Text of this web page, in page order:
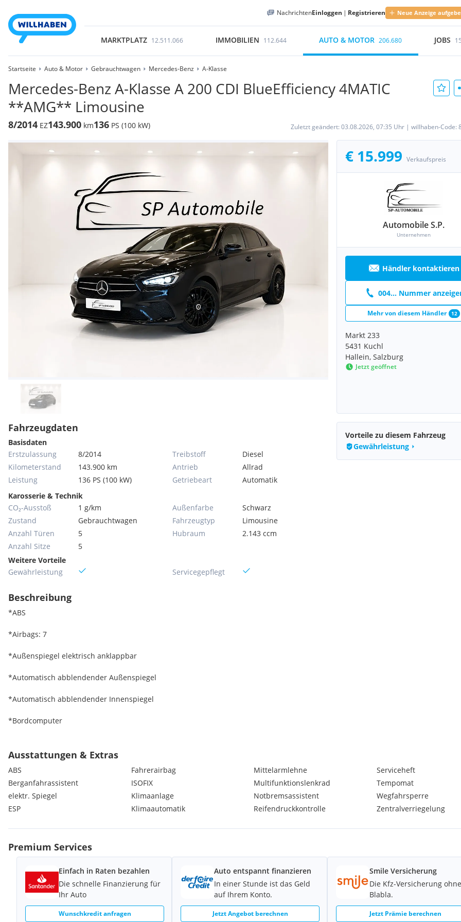
NachrichtenEinloggen | Registrieren Neue Anzeige
MARKTPLATZ 12.511.066 IMMOBILIEN 112.644 AUTO & MOTOR 206.680 JOBS
Startseite Auto & Motor Gebrauchtwagen Mercedes-Benz A-Klasse
Mercedes-Benz A-Klasse A 200 CDI BlueEfficiency 4MATIC
**AMG** Limousine
8/2014 EZ143.900 km136 PS (100 kW) Zuletzt geändert: 03.08.2026, 07:35 Uhr | willhaben-Code:
€ 15.999 Verkaufspreis
Automobile S.P.
Unternehmen
Händler kontaktieren
004... Nummer
Mehr von diesem Händler 12
Markt 233
5431 Kuchl
Hallein, Salzburg
Jetzt geöffnet
Fahrzeugdaten
Basisdaten
Erstzulassung
8/2014
Kilometerstand
143.900 km
Leistung
136 PS (100 kW)
Treibstoff
Diesel
Antrieb
Allrad
Getriebeart
Automatik
Karosserie & Technik
CO₂-Ausstoß
1 g/km
Zustand
Gebrauchtwagen
Anzahl Türen
5
Anzahl Sitze
5
Außenfarbe
Schwarz
Fahrzeugtyp
Limousine
Hubraum
2.143 ccm
Weitere Vorteile
Gewährleistung
Servicegepflegt
Beschreibung
*ABS
*Airbags: 7
*Außenspiegel elektrisch anklappbar
*Automatisch abblendender Außenspiegel
*Automatisch abblendender Innenspiegel
*Bordcomputer
*elektrische Fensterheber vorne und hinten
*Fahrwerksprogramm ASR
*Fondscheiben abgedunkelt
*Klima
*Lederlenkrad
*MP3, CD
*Multifunktionslenkrad
*Navi mit Kartendarstellung: Becker MAP Pilot
Vorteile zu diesem Fahrzeug
Gewährleistung
Ausstattungen & Extras
ABS
Berganfahrassistent
elektr. Spiegel
ESP
Fahrerairbag
ISOFIX
Klimaanlage
Klimaautomatik
Mittelarmlehne
Multifunktionslenkrad
Notbremsassistent
Reifendruckkontrolle
Serviceheft
Tempomat
Wegfahrsperre
Zentralverriegelung
Premium Services
Einfach in Raten bezahlen
Die schnelle Finanzierung für
Ihr Auto
Wunschkredit anfragen
Auto entspannt finanzieren
In einer Stunde ist das Geld
auf Ihrem Konto.
Jetzt Angebot berechnen
Smile Versicherung
Die Kfz-Versicherung ohne
Blabla.
Jetzt Prämie berechnen